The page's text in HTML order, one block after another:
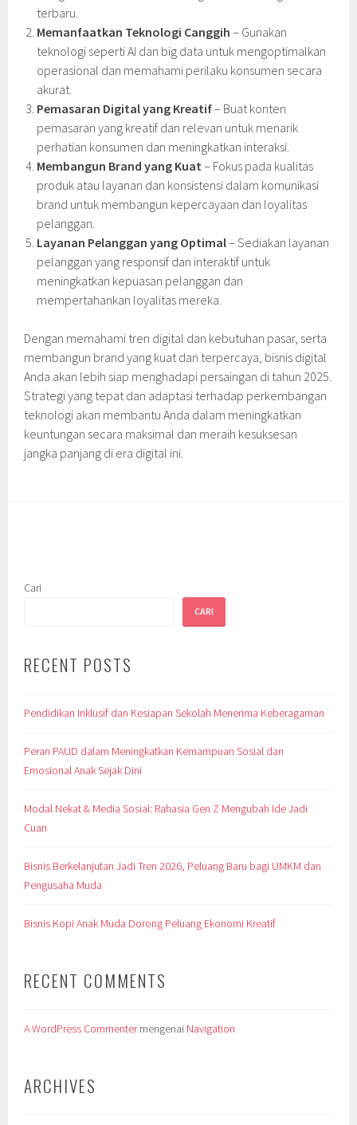
terbaru.
Memanfaatkan Teknologi Canggih – Gunakan
teknologi seperti AI dan big data untuk mengoptimalkan
operasional dan memahami perilaku konsumen secara
akurat.
Pemasaran Digital yang Kreatif– Buat konten
pemasaran yang kreatif dan relevan untuk menarik
perhatian konsumen dan meningkatkan interaksi.
Membangun Brand yang Kuat – Fokus pada kualitas
produk atau layanan dan konsistensi dalam komunikasi
brand untuk membangun kepercayaan dan loyalitas
pelanggan.
Layanan Pelanggan yang Optimal– Sediakan layanan
pelanggan yang responsif dan interaktif untuk
meningkatkan kepuasan pelanggan dan
mempertahankan loyalitas mereka.
Dengan memahami tren digital dan kebutuhan pasar, serta
membangun brand yang kuat dan terpercaya, bisnis digital
Anda akan lebih siap menghadapi persaingan di tahun 2025.
Strategi yang tepat dan adaptasi terhadap perkembangan
teknologi akan membantu Anda dalam meningkatkan
keuntungan secara maksimal dan meraih kesuksesan
jangka panjang di era digital ini.
Cari
CARI
RECENT POSTS
Pendidikan Inklusif dan Kesiapan Sekolah Menerima Keberagaman
Peran PAUD dalam Meningkatkan Kemampuan Sosial dan
Emosional Anak Sejak Dini
Modal Nekat & Media Sosial: Rahasia Gen Z Mengubah Ide Jadi
Cuan
Bisnis Berkelanjutan Jadi Tren 2026, Peluang Baru bagi UMKM dan
Pengusaha Muda
Bisnis Kopi Anak Muda Dorong Peluang Ekonomi Kreatif
RECENT COMMENTS
A WordPress Commentermengenai Navigation
ARCHIVES